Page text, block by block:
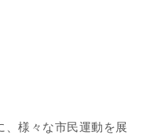
、様々な市民運動を展